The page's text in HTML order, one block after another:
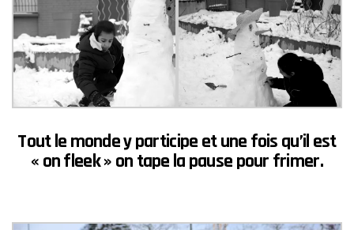
Tout le monde y participe et une fois qu’il est
« on fleek » on tape la pause pour frimer.